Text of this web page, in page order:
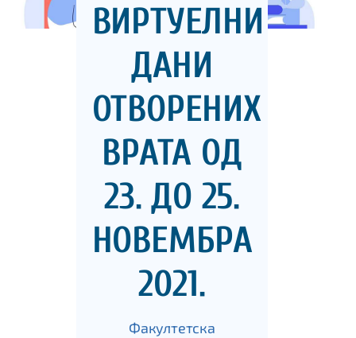
ВИРТУЕЛНИ
ДАНИ
ОТВОРЕНИХ
ВРАТА ОД
23. ДО 25.
НОВЕМБРА
2021.
Факултетска